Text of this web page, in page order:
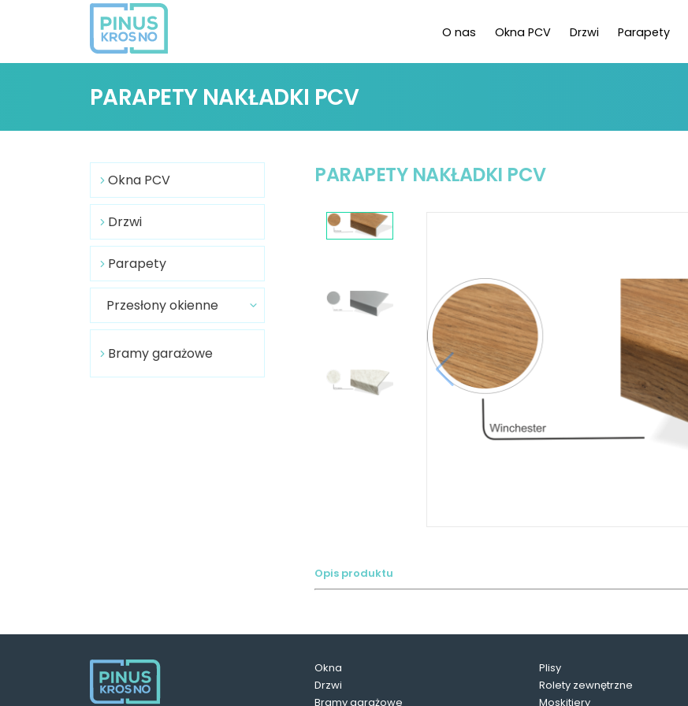
O nas Okna PCV Drzwi Parapety
PARAPETY NAKŁADKI PCV
Okna PCV
Drzwi
Parapety
Przesłony okienne
Bramy garażowe
PARAPETY NAKŁADKI PCV
Opis produktu
Okna
Drzwi
Bramy garażowe
Plisy
Rolety zewnętrzne
Moskitiery